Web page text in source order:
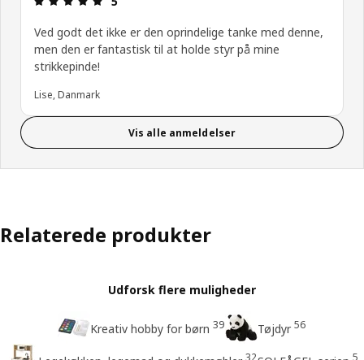
Ved godt det ikke er den oprindelige tanke med denne,
men den er fantastisk til at holde styr på mine
strikkepinde!
Lise, Danmark
Vis alle anmeldelser
Relaterede produkter
Udforsk flere muligheder
Kreativ hobby for børn 39 Tøjdyr 56